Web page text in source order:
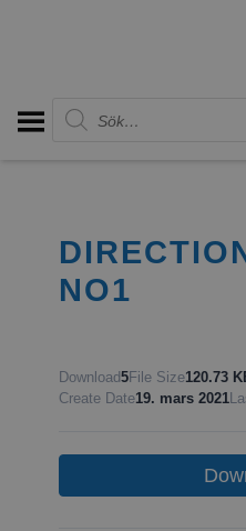
Produktsökning
NO1
Download5File Size120.73
Create Date19. mars 2021